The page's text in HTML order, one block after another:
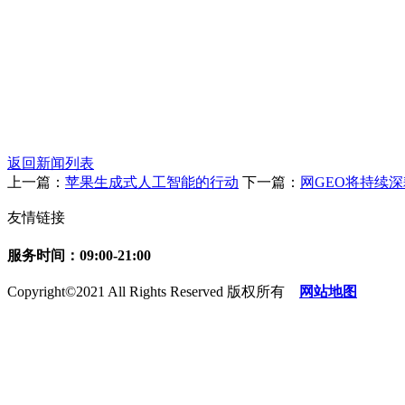
返回新闻列表
上一篇： 苹果生成式人工智能的行动 下一篇： 网GEO将持续
友情链接
服务时间：09:00-21:00
Copyright©2021 All Rights Reserved 版权所有 网站地图